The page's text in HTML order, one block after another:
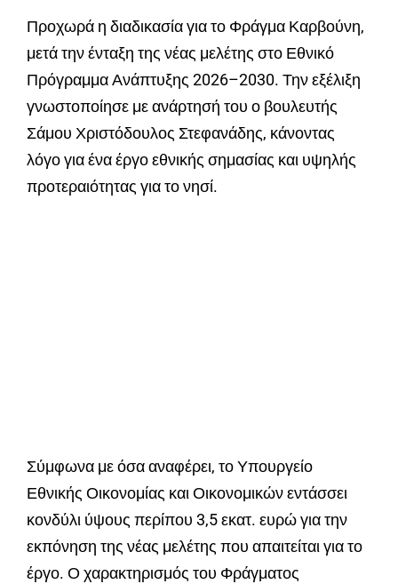
Προχωρά η διαδικασία για το Φράγμα Καρβούνη,
μετά την ένταξη της νέας μελέτης στο Εθνικό
Πρόγραμμα Ανάπτυξης 2026–2030. Την εξέλιξη
γνωστοποίησε με ανάρτησή του ο βουλευτής
Σάμου Χριστόδουλος Στεφανάδης, κάνοντας
λόγο για ένα έργο εθνικής σημασίας και υψηλής
προτεραιότητας για το νησί.
Σύμφωνα με όσα αναφέρει, το Υπουργείο
Εθνικής Οικονομίας και Οικονομικών εντάσσει
κονδύλι ύψους περίπου 3,5 εκατ. ευρώ για την
εκπόνηση της νέας μελέτης που απαιτείται για το
έργο. Ο χαρακτηρισμός του Φράγματος